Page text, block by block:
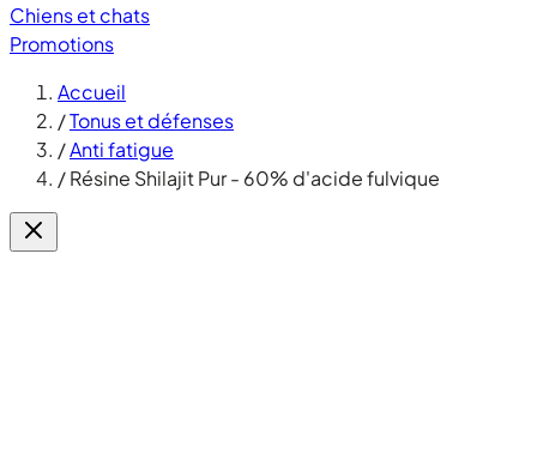
Chiens et chats
Promotions
Accueil
/Tonus et défenses
/Anti fatigue
/Résine Shilajit Pur - 60% d'acide fulvique